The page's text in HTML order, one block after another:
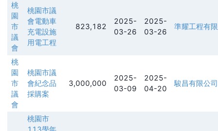
桃
園
市
議
會
桃園市議
會電動車
充電設施
用電工程
823,182
2025-
03-26
2025-
03-26
準耀工程有
桃
園
市
議
會
桃園市議
會紀念品
採購案
3,000,000
2025-
03-09
2025-
04-20
駿昌有限公司
桃園市